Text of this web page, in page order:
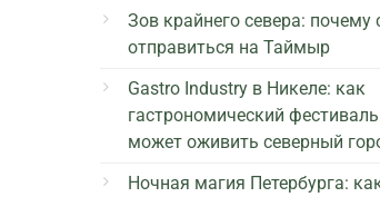
Зов крайнего севера: почему
отправиться на Таймыр
Gastro Industry в Никеле: как
гастрономический фестиваль
может оживить северный
Ночная магия Петербурга: